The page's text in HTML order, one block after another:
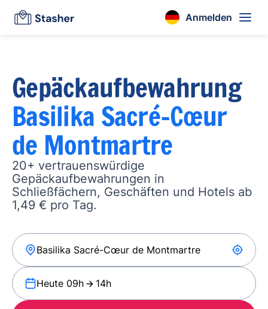
Anmelden
Gepäckaufbewahrung
Basilika Sacré-Cœur
de Montmartre
20+ vertrauenswürdige
Gepäckaufbewahrungen in
Schließfächern, Geschäften und Hotels ab
1,49 € pro Tag.
Heute 09h 14h